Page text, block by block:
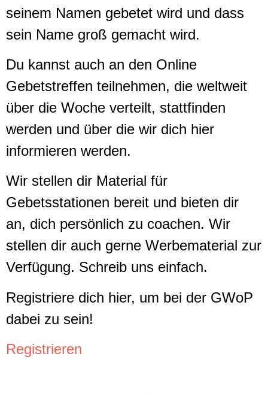
seinem Namen gebetet wird und dass
sein Name groß gemacht wird.
Du kannst auch an den Online
Gebetstreffen teilnehmen, die weltweit
über die Woche verteilt, stattfinden
werden und über die wir dich hier
informieren werden.
Wir stellen dir Material für
Gebetsstationen bereit und bieten dir
an, dich persönlich zu coachen. Wir
stellen dir auch gerne Werbematerial zur
Verfügung. Schreib uns einfach.
Registriere dich hier, um bei der GWoP
dabei zu sein!
Registrieren